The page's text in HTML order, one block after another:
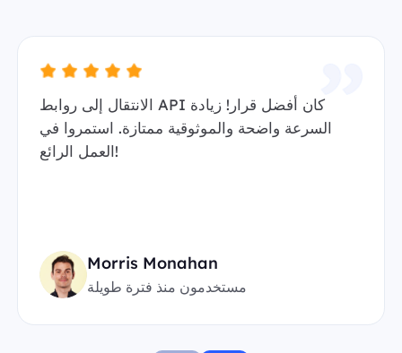
الانتقال إلى روابط API كان أفضل قرار! زيادة
السرعة واضحة والموثوقية ممتازة. استمروا في
العمل الرائع!
Morris Monahan
مستخدمون منذ فترة طويلة